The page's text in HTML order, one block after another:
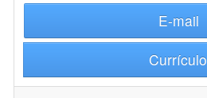
E-mail
Currículo